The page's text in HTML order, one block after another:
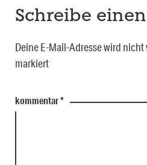
Schreibe
Deine E-Mail-Adresse wird
markiert
kommentar*